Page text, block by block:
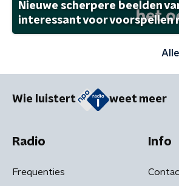
Nieuwe scherpere beelden
interessant voor voorspellen
Wie luistert weet meer
Radio
Frequenties
Info